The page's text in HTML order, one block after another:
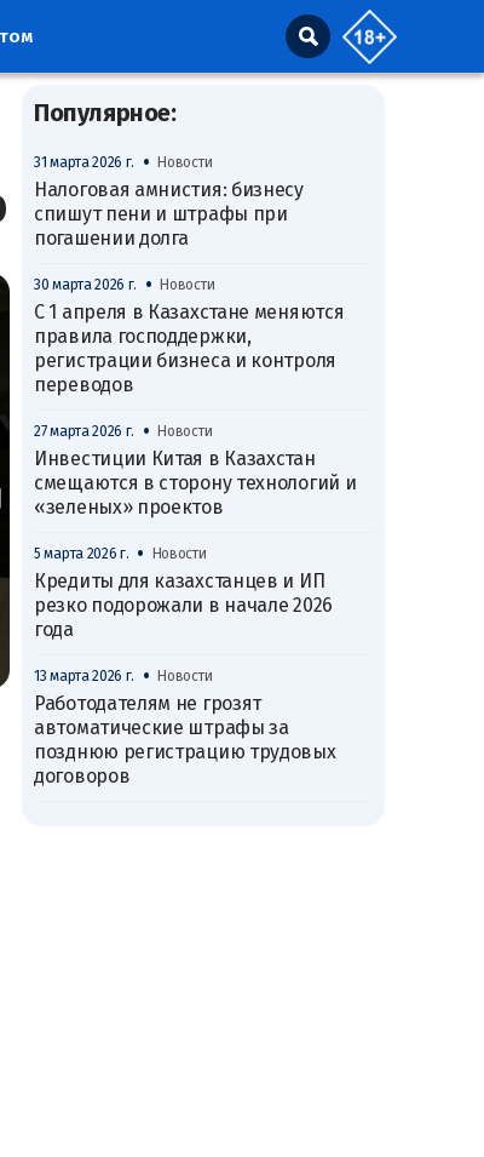
Популярное:
31 марта 2026 г. • Новости
Налоговая амнистия: бизнесу
спишут пени и штрафы при
погашении долга
30 марта 2026 г. • Новости
С 1 апреля в Казахстане меняются
правила господдержки,
регистрации бизнеса и контроля
переводов
27 марта 2026 г. • Новости
Инвестиции Китая в Казахстан
смещаются в сторону технологий и
«зеленых» проектов
5 марта 2026 г. • Новости
Кредиты для казахстанцев и ИП
резко подорожали в начале 2026
года
13 марта 2026 г. • Новости
Работодателям не грозят
автоматические штрафы за
позднюю регистрацию трудовых
договоров